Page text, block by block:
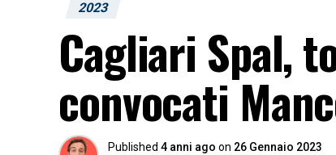
2023
Cagliari Spal,
convocati
Published 4 anni ago on 26 Gennaio 2023